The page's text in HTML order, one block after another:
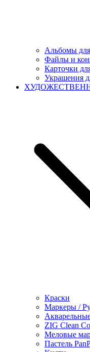
Альбомы
Файлы и
Карточки
Украшения
Краски
Маркеры /
ZIG Clean
Меловые
Пастель